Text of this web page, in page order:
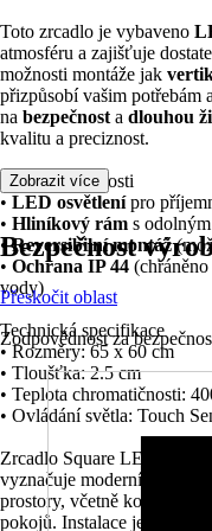
Toto zrcadlo je vybaveno
atmosféru a zajišťuje
možnosti montáže jak
přizpůsobí vašim potřebám
na bezpečnost a dlouhou
kvalitu a preciznost.
Klíčové vlastnosti
• LED osvětlenípro
• Hliníkový rám s
•Reversibilní montáž
• Ochrana IP 44
vody)
Technická specifikace
• Rozměry: 65 x 60 cm
• Tloušťka: 2.5 cm
• Teplota chromatičnosti:
• Ovládání světla: Touch
Zrcadlo Square LED je
vyznačuje moderním
prostory, včetně koupelen,
pokojů. Instalace je
Zobrazit více
Bezpečnost
Přeskočit oblast
Zodpovědnost za